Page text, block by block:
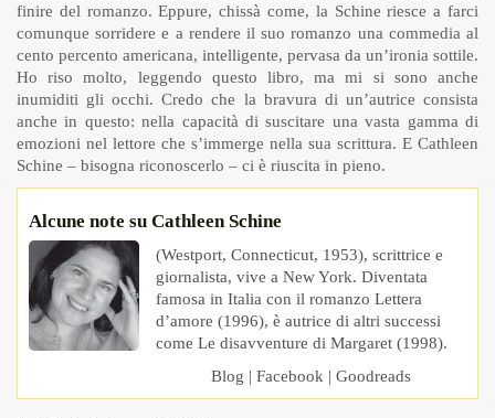
finire del romanzo. Eppure, chissà come, la Schine riesce a farci
comunque sorridere e a rendere il suo romanzo una commedia al
cento percento americana, intelligente, pervasa da un’ironia sottile.
Ho riso molto, leggendo questo libro, ma mi si sono anche
inumiditi gli occhi. Credo che la bravura di un’autrice consista
anche in questo: nella capacità di suscitare una vasta gamma di
emozioni nel lettore che s’immerge nella sua scrittura. E Cathleen
Schine – bisogna riconoscerlo – ci è riuscita in pieno.
Alcune note su Cathleen Schine
(Westport, Connecticut, 1953), scrittrice e
giornalista, vive a New York. Diventata
famosa in Italia con il romanzo Lettera
d’amore (1996), è autrice di altri successi
come Le disavventure di Margaret (1998).
Blog | Facebook | Goodreads